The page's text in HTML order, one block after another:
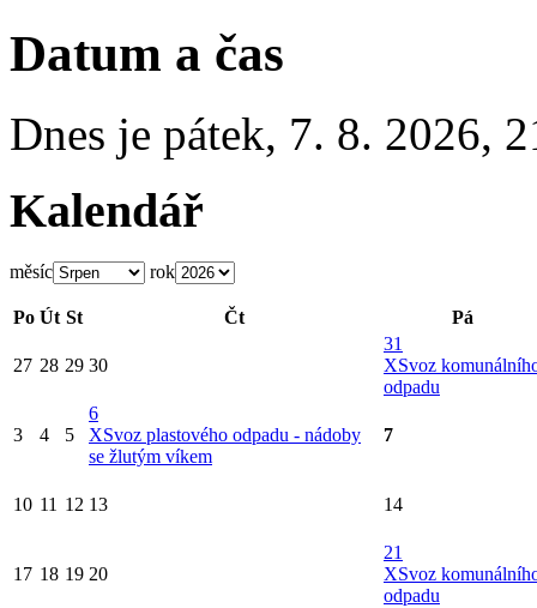
Datum a čas
Dnes je pátek, 7. 8. 2026,
Kalendář
měsíc rok
Po Út St Čt Pá
27 28 29 30
31
XSvoz
odpadu
3 4 5
6
XSvoz plastového odpadu - nádoby
se žlutým víkem
7
10 11 12 13 14
17 18 19 20
21
XSvoz
odpadu